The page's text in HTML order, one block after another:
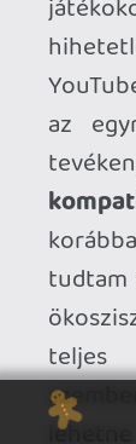
"Nincs
tér...
Nincs
ikont
kéne
PS5-tel